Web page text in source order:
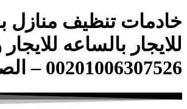
خادمات تنظيف منازل
للايجار بالساعه
00201006307526 – الصفوة